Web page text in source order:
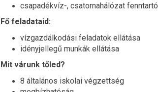
csapadékvíz-, csatornahálózat fenntartó
Fő feladataid:
vízgazdálkodási feladatok ellátása
idényjellegű munkák ellátása
Mit várunk tőled?
8 általános iskolai végzettség